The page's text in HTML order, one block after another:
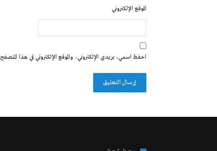
الموقع الإلكتروني
احفظ اسمي، بريدي الإلكتروني، والموقع الإلكتروني في هذا المتصفح